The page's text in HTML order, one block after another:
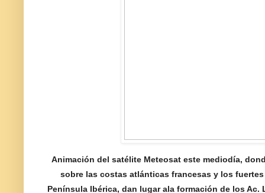
Animación del satélite Meteosat este mediodía,
sobre las costas atlánticas francesas y los
Península Ibérica, dan lugar ala formación de los